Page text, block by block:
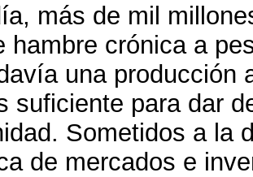
más de mil
hambre crónica a
una producción
suficiente para dar
. Sometidos a la
de mercados e